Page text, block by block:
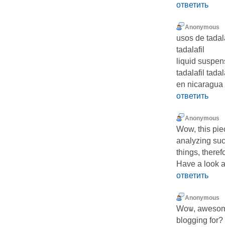
ответить
Anonymous
usos de
tadalafil
liquid
tadalafil
en nicaragua
ответить
Anonymous
Wow, this
analyzing
things,
Have a look
ответить
Anonymous
Woѡ,
blogging for?